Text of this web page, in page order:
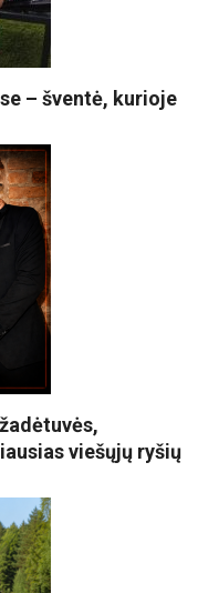
– šventė, kurioje
viešųjų ryšių